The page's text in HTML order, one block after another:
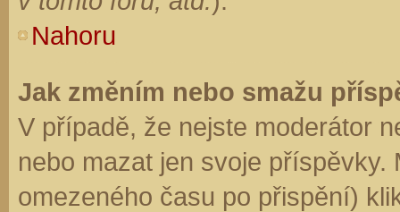
Nahoru
Jak změním nebo smažu
V případě, že nejste moderátor
nebo mazat jen svoje
omezeného času po přispění)